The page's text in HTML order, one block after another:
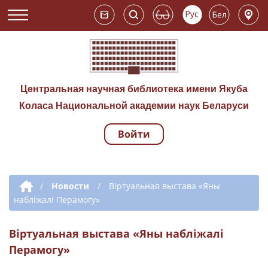
Центральная научная библиотека имени Якуба
Коласа Национальной академии наук Беларуси
Навигация по
Войти
Дополнительная навигация
/ Новости /
Віртуальная выстава «Яны
набліжалі Перамогу»
Віртуальная выстава «Яны набліжалі
Перамогу»